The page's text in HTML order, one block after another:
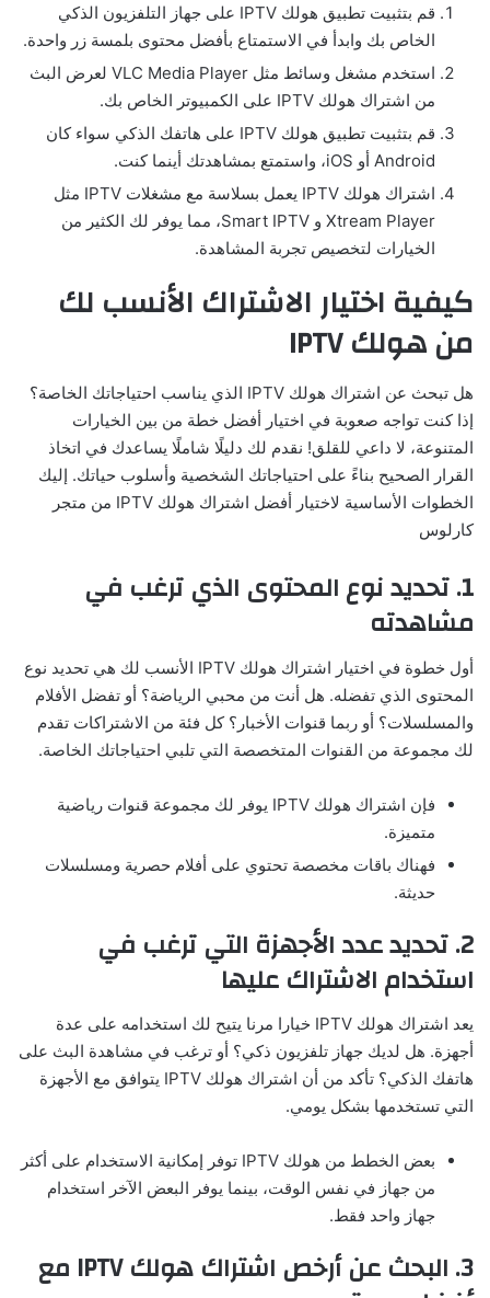
قم بتثبيت تطبيق هولك IPTV على جهاز التلفزيون الذكي
الخاص بك وابدأ في الاستمتاع بأفضل محتوى بلمسة زر واحدة.
استخدم مشغل وسائط مثل VLC Media Player لعرض البث
من اشتراك هولك IPTV على الكمبيوتر الخاص بك.
قم بتثبيت تطبيق هولك IPTV على هاتفك الذكي سواء كان
Android أو iOS، واستمتع بمشاهدتك أينما كنت.
اشتراك هولك IPTV يعمل بسلاسة مع مشغلات IPTV مثل
Xtream Player و Smart IPTV، مما يوفر لك الكثير من
الخيارات لتخصيص تجربة المشاهدة.
كيفية اختيار الاشتراك الأنسب لك
من هولك IPTV
هل تبحث عن اشتراك هولك IPTV الذي يناسب احتياجاتك الخاصة؟
إذا كنت تواجه صعوبة في اختيار أفضل خطة من بين الخيارات
المتنوعة، لا داعي للقلق! نقدم لك دليلًا شاملًا يساعدك في اتخاذ
القرار الصحيح بناءً على احتياجاتك الشخصية وأسلوب حياتك. إليك
الخطوات الأساسية لاختيار أفضل اشتراك هولك IPTV من متجر
كارلوس
1. تحديد نوع المحتوى الذي ترغب في
مشاهدته
أول خطوة في اختيار اشتراك هولك IPTV الأنسب لك هي تحديد نوع
المحتوى الذي تفضله. هل أنت من محبي الرياضة؟ أو تفضل الأفلام
والمسلسلات؟ أو ربما قنوات الأخبار؟ كل فئة من الاشتراكات تقدم
لك مجموعة من القنوات المتخصصة التي تلبي احتياجاتك الخاصة.
فإن اشتراك هولك IPTV يوفر لك مجموعة قنوات رياضية
متميزة.
فهناك باقات مخصصة تحتوي على أفلام حصرية ومسلسلات
حديثة.
2. تحديد عدد الأجهزة التي ترغب في
استخدام الاشتراك عليها
يعد اشتراك هولك IPTV خيارا مرنا يتيح لك استخدامه على عدة
أجهزة. هل لديك جهاز تلفزيون ذكي؟ أو ترغب في مشاهدة البث على
هاتفك الذكي؟ تأكد من أن اشتراك هولك IPTV يتوافق مع الأجهزة
التي تستخدمها بشكل يومي.
بعض الخطط من هولك IPTV توفر إمكانية الاستخدام على أكثر
من جهاز في نفس الوقت، بينما يوفر البعض الآخر استخدام
جهاز واحد فقط.
3. البحث عن أرخص اشتراك هولك IPTV مع